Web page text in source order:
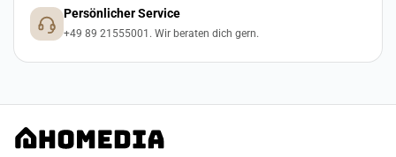
Persönlicher Service
+49 89 21555001. Wir beraten dich gern.